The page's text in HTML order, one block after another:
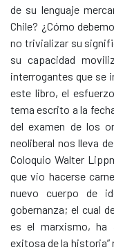
de su lenguaje
Chile? ¿Cómo
no trivializar su
su capacidad
interrogantes que se
este libro, el
tema escrito a la
del examen de los
neoliberal nos lleva
Coloquio Walter
que vio hacerse
nuevo cuerpo de
gobernanza; el cual
es el marxismo, ha
exitosa de la